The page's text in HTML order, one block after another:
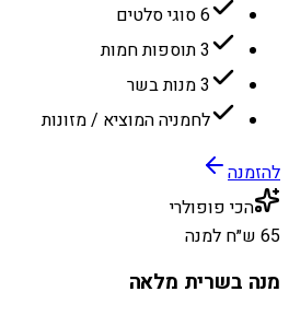
6 סוגי סלטים
3 תוספות חמות
3 מנות בשר
לחמניה המוציא / מזונות
להזמנה
הכי פופולרי
65 ש״ח למנה
מנה בשרית מלאה